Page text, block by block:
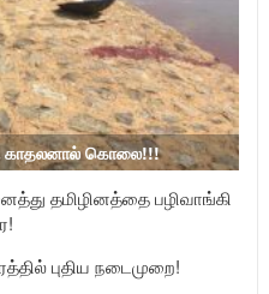
காதலனால் கொலை!!!
தமிழினத்தை பழிவாங்கி
புதிய நடைமுறை!